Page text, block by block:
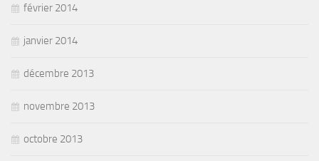
février 2014
janvier 2014
décembre 2013
novembre 2013
octobre 2013